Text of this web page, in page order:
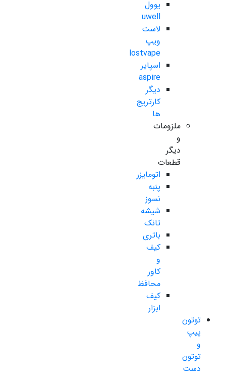
یوول
uwell
لاست
ویپ
lostvape
اسپایر
aspire
دیگر
کارتریج
ها
ملزومات
و
دیگر
قطعات
اتومایزر
پنبه
نسوز
شیشه
تانک
باتری
کیف
و
کاور
محافظ
کیف
ابزار
توتون
پیپ
و
توتون
دست